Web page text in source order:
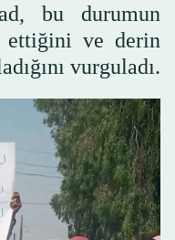
bu durumun
ettiğini ve derin
vurguladı.